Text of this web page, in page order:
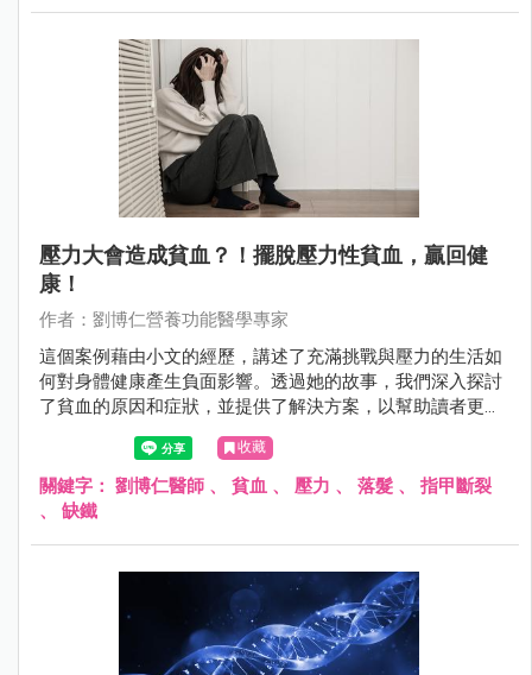
更深層的健康問題。
壓力大會造成貧血？！擺脫壓力性貧血，贏回健
康！
作者：劉博仁營養功能醫學專家
這個案例藉由小文的經歷，講述了充滿挑戰與壓力的生活如
何對身體健康產生負面影響。透過她的故事，我們深入探討
了貧血的原因和症狀，並提供了解決方案，以幫助讀者更好
地理解和應對類似的健康問題。
收藏
關鍵字： 劉博仁醫師 、 貧血 、 壓力 、 落髮 、 指甲斷裂
、 缺鐵